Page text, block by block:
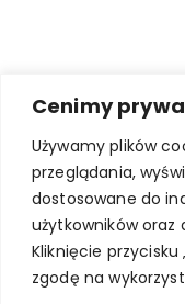
Cenimy
Używamy plików
przeglądania,
dostosowane do
użytkowników oraz
Kliknięcie przycisku
zgodę na